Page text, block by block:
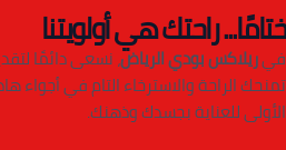
ختامًا... راحتك هي أولويتنا
فيريلاكس بودي الرياض، نسعى دائمًا
تمنحك الراحة والاسترخاء التام في أجواء
الأولى للعناية بجسدك وذهنك.